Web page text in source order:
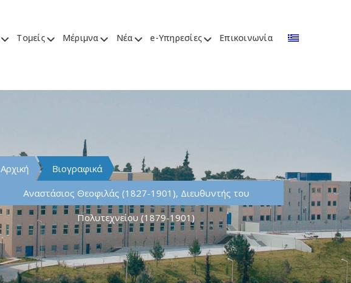
Τομείς Μέριμνα Νέα e-Υπηρεσίες Επικοινωνία
Αρχική
Βιογραφικά
Αναστάσιος Θεοφιλάς (1827-1901), Διευθυντής του
Πολυτεχνείου (1879-1901)